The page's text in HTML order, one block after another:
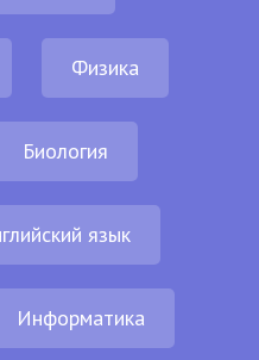
Физика
Биология
язык
Информатика